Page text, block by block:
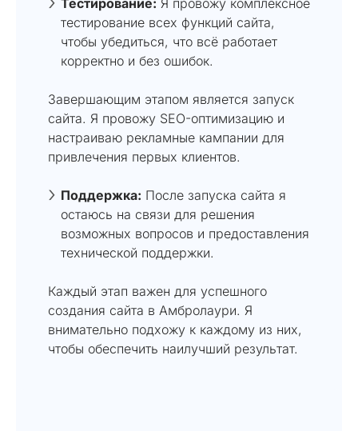
тестирование всех функций сайта,
чтобы убедиться, что всё работает
корректно и без ошибок.
Завершающим этапом является запуск
сайта. Я провожу SEO-оптимизацию и
настраиваю рекламные кампании для
привлечения первых клиентов.
Поддержка: После запуска сайта я
остаюсь на связи для решения
возможных вопросов и предоставления
технической поддержки.
Каждый этап важен для успешного
создания сайта в Амбролаури. Я
внимательно подхожу к каждому из них,
чтобы обеспечить наилучший результат.